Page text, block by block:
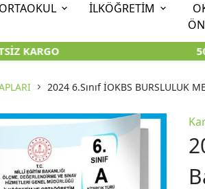
11. SINIF
KARA KUTU KİTAPLARI
EĞİTİM BİLİMLERİ
KARA KUTU KİTAPLARI
ORTAOKUL
6.
KARA
İLKÖĞRETİM
KARGO
2024 6.Sınıf İOKBS BURSLULUK